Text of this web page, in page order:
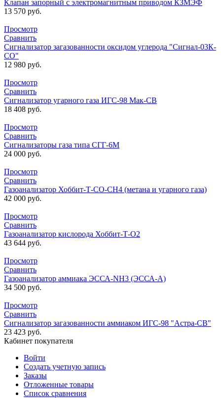
Клапан запорный с электромагнитным приводом КЗМЭФ
13 570 руб.
Просмотр
Сравнить
Сигнализатор загазованности оксидом углерода "Сигнал-03К-
СО"
12 980 руб.
Просмотр
Сравнить
Сигнализатор угарного газа ИГС-98 Мак-СВ
18 408 руб.
Просмотр
Сравнить
Сигнализаторы газа типа СГГ-6М
24 000 руб.
Просмотр
Сравнить
Газоанализатор Хоббит-Т-СО-СН4 (метана и угарного газа)
42 000 руб.
Просмотр
Сравнить
Газоанализатор кислорода Хоббит-Т-О2
43 644 руб.
Просмотр
Сравнить
Газоанализатор аммиака ЭССА-NH3 (ЭССА-А)
34 500 руб.
Просмотр
Сравнить
Сигнализатор загазованности аммиаком ИГС-98 "Астра-СВ"
23 423 руб.
Кабинет покупателя
Войти
Создать учетную запись
Заказы
Отложенные товары
Список сравнения